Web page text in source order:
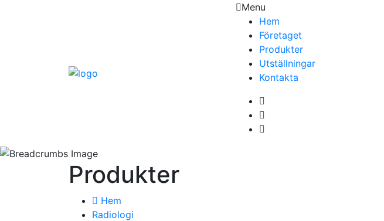
Menu
Hem
Företaget
Produkter
Utställningar
Kontakta
Produkter
Hem
Radiologi